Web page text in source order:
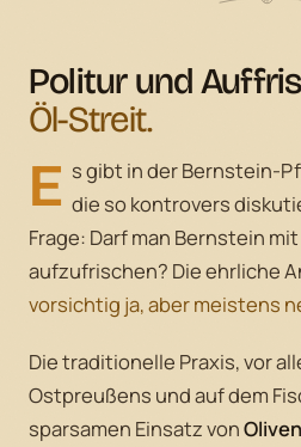
Politur und
Öl-Streit.
E s gibt in der Bernstein-
die so kontrovers
Frage: Darf man Bernstein
aufzufrischen? Die ehrliche
vorsichtig ja, aber meistens
Die traditionelle Praxis, vor
Ostpreußens und auf dem
sparsamen Einsatz von